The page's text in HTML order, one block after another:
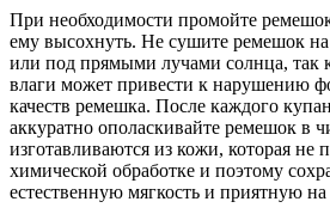
При необходимости промойте
ему высохнуть. Не сушите ремешок на
или под прямыми лучами солнца, так
влаги может привести к нарушению
качеств ремешка. После каждого
аккуратно ополаскивайте ремешок в
изготавливаются из кожи, которая не
химической обработке и поэтому
естественную мягкость и приятную на